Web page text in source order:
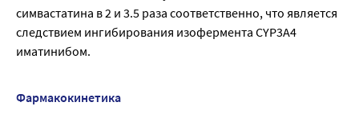
симвастатина в 2 и 3.5 раза соответственно, что является
следствием ингибирования изофермента CYP3A4
иматинибом.
Фармакокинетика